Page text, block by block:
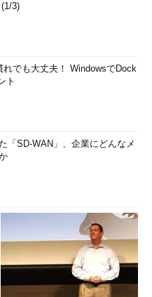
3)
れでも大丈夫！ WindowsでDock
ト
「SD-WAN」、企業にどんなメ